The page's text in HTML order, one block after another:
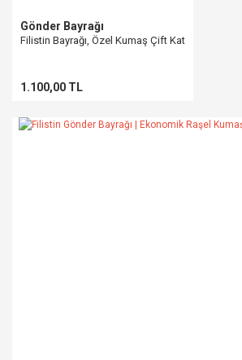
Gönder Bayrağı
Filistin Bayrağı, Özel Kumaş Çift Kat
1.100,00 TL